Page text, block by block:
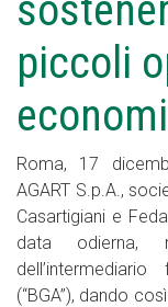
piccoli
Roma, 17
AGART S.p.A.,
Casartigiani e
data odierna,
(“BGA”), dando